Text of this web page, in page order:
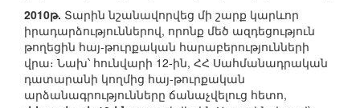
2010թ. Տարին նշանավորվեց մի շարք կարևոր
իրադարձություններով, որոնք մեծ ազդեցություն
թողեցին հայ-թուրքական հարաբերությունների
վրա։ Նախ՝ հունվարի 12-ին, ՀՀ Սահմանադրական
դատարանի կողմից հայ-թուրքական
արձանագրությունները ճանաչվելուց հետո,